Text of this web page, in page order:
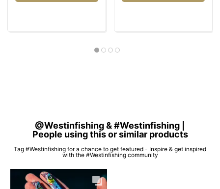
@Westinfishing & #Westinfishing |
People using this or similar products
Tag #Westinfishing for a chance to get featured - Inspire & get inspired
with the #Westinfishing community